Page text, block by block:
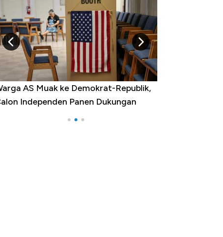
AS Muak ke Demokrat-Republik,
Independen Panen Dukungan